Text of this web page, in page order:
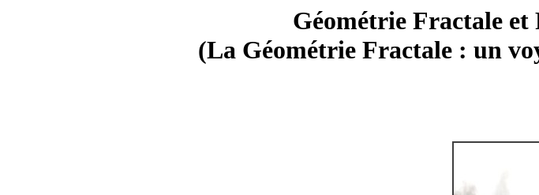
Géométrie Fractale et
(La Géométrie Fractale : un